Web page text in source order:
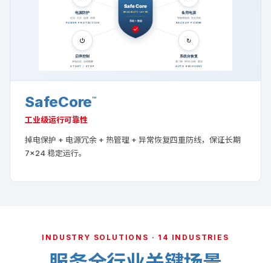
SafeCore™
工业级运行可靠性
掉电保护 + 电源冗余 + 热管理 + 异常恢复四重防线，保证长期
7×24 稳定运行。
INDUSTRY SOLUTIONS · 14 INDUSTRIES